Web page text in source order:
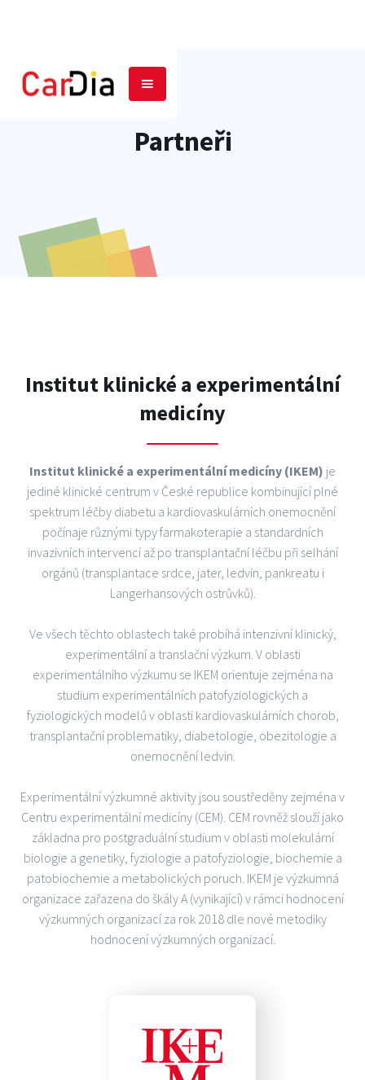
Partneři
Institut klinické a experimentální
medicíny
Institut klinické a experimentální medicíny (IKEM) je
jediné klinické centrum v České republice kombinující plné
spektrum léčby diabetu a kardiovaskulárních onemocnění
počínaje různými typy farmakoterapie a standardních
invazivních intervencí až po transplantační léčbu při selhání
orgánů (transplantace srdce, jater, ledvin, pankreatu i
Langerhansových ostrůvků).
Ve všech těchto oblastech také probíhá intenzivní klinický,
experimentální a translační výzkum. V oblasti
experimentálního výzkumu se IKEM orientuje zejména na
studium experimentálních patofyziologických a
fyziologických modelů v oblasti kardiovaskulárních chorob,
transplantační problematiky, diabetologie, obezitologie a
onemocnění ledvin.
Experimentální výzkumné aktivity jsou soustředěny zejména v
Centru experimentální medicíny (CEM). CEM rovněž slouží jako
základna pro postgraduální studium v oblasti molekulární
biologie a genetiky, fyziologie a patofyziologie, biochemie a
patobiochemie a metabolických poruch. IKEM je výzkumná
organizace zařazena do škály A (vynikající) v rámci hodnocení
výzkumných organizací za rok 2018 dle nové metodiky
hodnocení výzkumných organizací.